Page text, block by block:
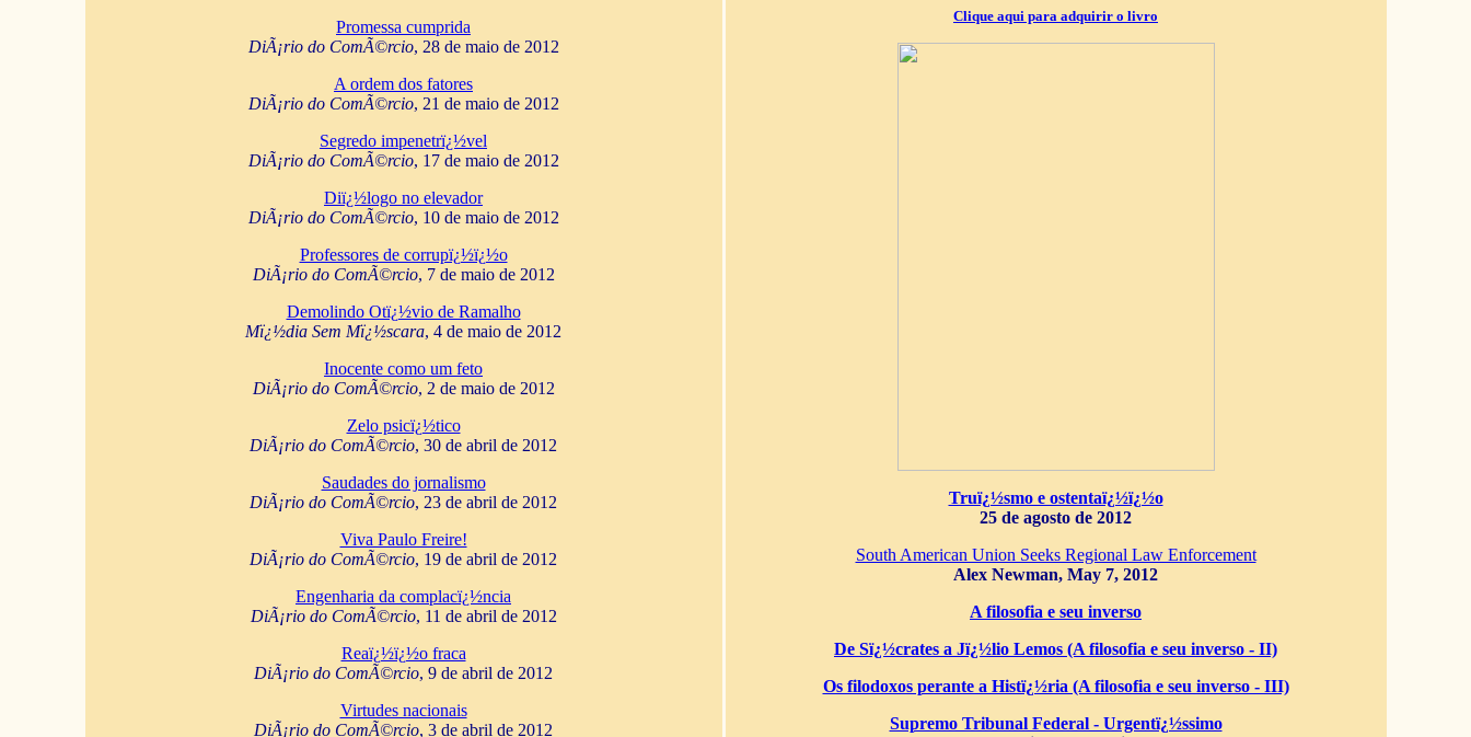
Promessa cumprida
DiÃ¡rio do ComÃ©rcio, 28 de maio de 2012
A ordem dos fatores
DiÃ¡rio do ComÃ©rcio, 21 de maio de 2012
Segredo impenetrï¿½vel
DiÃ¡rio do ComÃ©rcio, 17 de maio de 2012
Diï¿½logo no elevador
DiÃ¡rio do ComÃ©rcio, 10 de maio de 2012
Professores de corrupï¿½ï¿½o
DiÃ¡rio do ComÃ©rcio, 7 de maio de 2012
Demolindo Otï¿½vio de Ramalho
Mï¿½dia Sem Mï¿½scara, 4 de maio de 2012
Inocente como um feto
DiÃ¡rio do ComÃ©rcio, 2 de maio de 2012
Zelo psicï¿½tico
DiÃ¡rio do ComÃ©rcio, 30 de abril de 2012
Saudades do jornalismo
DiÃ¡rio do ComÃ©rcio, 23 de abril de 2012
Viva Paulo Freire!
DiÃ¡rio do ComÃ©rcio, 19 de abril de 2012
Engenharia da complacï¿½ncia
DiÃ¡rio do ComÃ©rcio, 11 de abril de 2012
Reaï¿½ï¿½o fraca
DiÃ¡rio do ComÃ©rcio, 9 de abril de 2012
Virtudes nacionais
DiÃ¡rio do ComÃ©rcio, 3 de abril de 2012
Clique aqui para adquirir o livro
Truï¿½smo e ostentaï¿½ï¿½o
25 de agosto de 2012
South American Union Seeks Regional Law Enforcement
Alex Newman, May 7, 2012
A filosofia e seu inverso
De Sï¿½crates a Jï¿½lio Lemos (A filosofia e seu inverso - II)
Os filodoxos perante a Histï¿½ria (A filosofia e seu inverso - III)
Supremo Tribunal Federal - Urgentï¿½ssimo